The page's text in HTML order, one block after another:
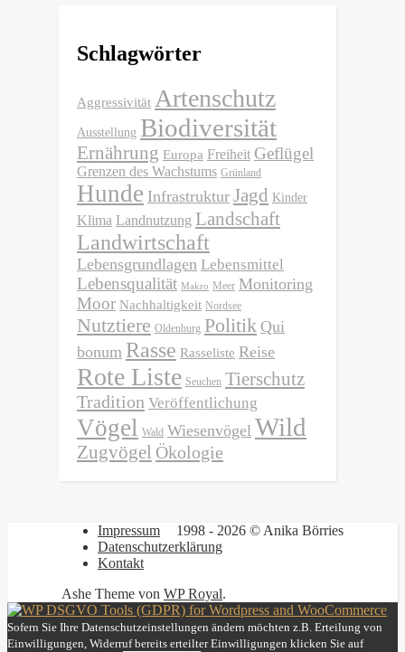
Schlagwörter
Aggressivität Artenschutz
Ausstellung Biodiversität
Ernährung Europa Freiheit Geflügel
Grenzen des Wachstums Grünland
Hunde Infrastruktur Jagd Kinder
Klima Landnutzung Landschaft
Landwirtschaft
Lebensgrundlagen Lebensmittel
Lebensqualität Makro Meer Monitoring
Moor Nachhaltigkeit Nordsee
Nutztiere Oldenburg Politik Qui
bonum Rasse Rasseliste Reise
Rote Liste Seuchen Tierschutz
Tradition Veröffentlichung
Vögel Wald Wiesenvögel Wild
Zugvögel Ökologie
1998 - 2026 © Anika Börries
Impressum
Datenschutzerklärung
Kontakt
Ashe Theme von WP Royal.
Sofern Sie Ihre Datenschutzeinstellungen ändern möchten z.B. Erteilung von
Einwilligungen, Widerruf bereits erteilter Einwilligungen klicken Sie auf